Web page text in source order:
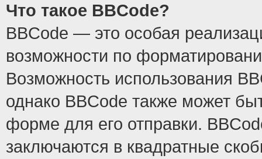
Что такое BBCode?
BBCode — это особая
возможности по
Возможность использования
однако BBCode также может
форме для его отправки.
заключаются в квадратные